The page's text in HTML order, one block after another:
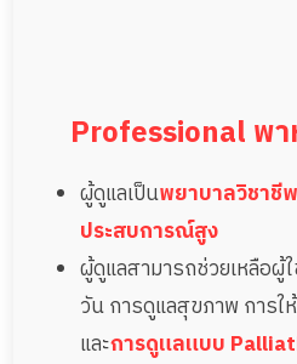
Professional พ
ผู้ดูแลเป็นพยาบาลวิชาชี
ประสบการณ์สูง
ผู้ดูแลสามารถช่วยเหลือผู้
วัน การดูแลสุขภาพ การ
และการดูแลแบบ